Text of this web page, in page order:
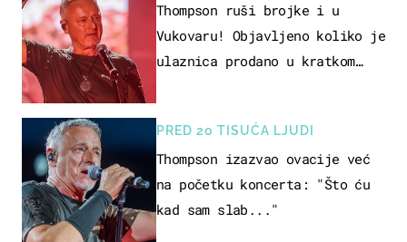
Thompson ruši brojke i u
Vukovaru! Objavljeno koliko je
ulaznica prodano u kratkom
PRED 20 TISUĆA LJUDI
Thompson izazvao ovacije već
na početku koncerta: "Što ću
kad sam slab..."